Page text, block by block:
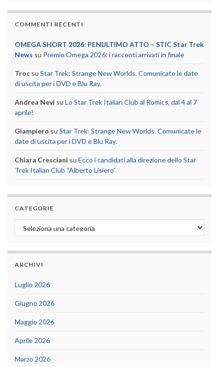
COMMENTI RECENTI
OMEGA SHORT 2026: PENULTIMO ATTO – STIC Star Trek
News su Premio Omega 2026: i racconti arrivati in finale
Troc su Star Trek: Strange New Worlds. Comunicate le date
di uscita per i DVD e Blu Ray.
Andrea Nevi su Lo Star Trek Italian Club al Romics, dal 4 al 7
aprile!
Giampiero su Star Trek: Strange New Worlds. Comunicate le
date di uscita per i DVD e Blu Ray.
Chiara Cresciani su Ecco i candidati alla direzione dello Star
Trek Italian Club “Alberto Lisiero”
CATEGORIE
Categorie
ARCHIVI
Luglio 2026
Giugno 2026
Maggio 2026
Aprile 2026
Marzo 2026